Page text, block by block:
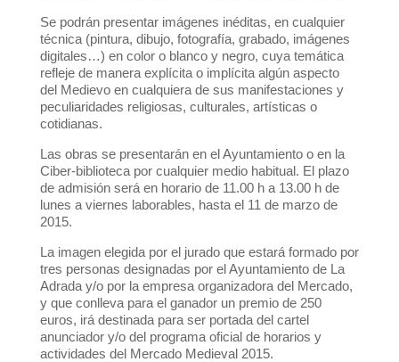
Se podrán presentar imágenes inéditas, en cualquier
técnica (pintura, dibujo, fotografía, grabado, imágenes
digitales…) en color o blanco y negro, cuya temática
refleje de manera explícita o implícita algún aspecto
del Medievo en cualquiera de sus manifestaciones y
peculiaridades religiosas, culturales, artísticas o
cotidianas.
Las obras se presentarán en el Ayuntamiento o en la
Ciber-biblioteca por cualquier medio habitual. El plazo
de admisión será en horario de 11.00 h a 13.00 h de
lunes a viernes laborables, hasta el 11 de marzo de
2015.
La imagen elegida por el jurado que estará formado por
tres personas designadas por el Ayuntamiento de La
Adrada y/o por la empresa organizadora del Mercado,
y que conlleva para el ganador un premio de 250
euros, irá destinada para ser portada del cartel
anunciador y/o del programa oficial de horarios y
actividades del Mercado Medieval 2015.